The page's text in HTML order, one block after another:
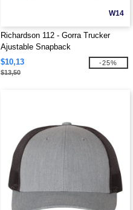
W14
Richardson 112 - Gorra Trucker
Ajustable Snapback
$10,13
$13,50
-25%